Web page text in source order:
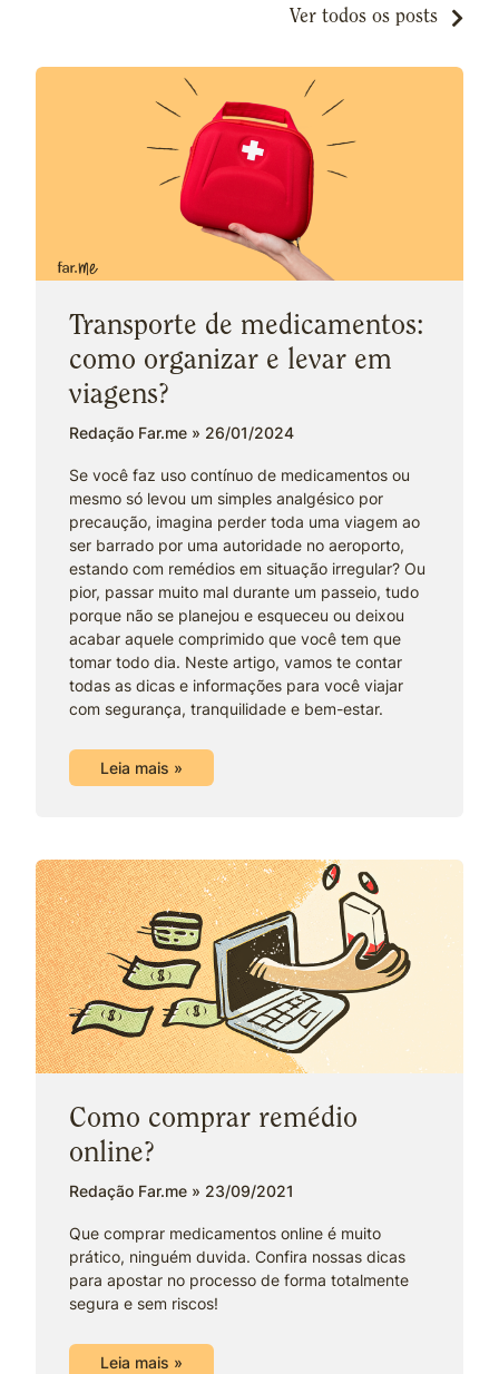
Ver todos os posts
Transporte de medicamentos:
como organizar e levar em
viagens?
Redação Far.me 26/01/2024
Se você faz uso contínuo de medicamentos ou
mesmo só levou um simples analgésico por
precaução, imagina perder toda uma viagem ao
ser barrado por uma autoridade no aeroporto,
estando com remédios em situação irregular? Ou
pior, passar muito mal durante um passeio, tudo
porque não se planejou e esqueceu ou deixou
acabar aquele comprimido que você tem que
tomar todo dia. Neste artigo, vamos te contar
todas as dicas e informações para você viajar
com segurança, tranquilidade e bem-estar.
Leia mais »
Como comprar remédio
online?
Redação Far.me 23/09/2021
Que comprar medicamentos online é muito
prático, ninguém duvida. Confira nossas dicas
para apostar no processo de forma totalmente
segura e sem riscos!
Leia mais »